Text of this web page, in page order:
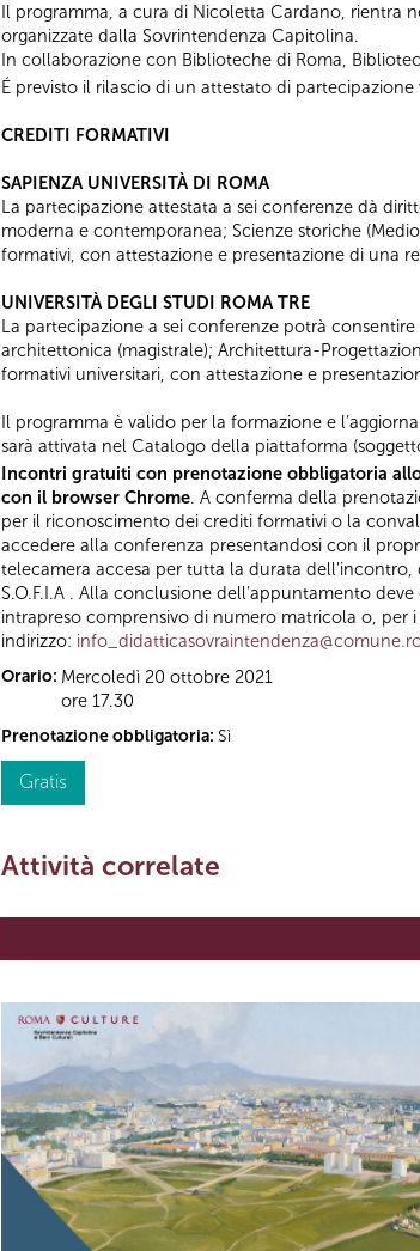
Il programma, a cura di Nicoletta Cardano, rientra
organizzate dalla Sovrintendenza Capitolina.
In collaborazione con Biblioteche di Roma,
É previsto il rilascio di un attestato di
CREDITI FORMATIVI
SAPIENZA UNIVERSITÀ DI ROMA
La partecipazione attestata a sei conferenze dà
moderna e contemporanea; Scienze storiche
formativi, con attestazione e presentazione di una
UNIVERSITÀ DEGLI STUDI ROMA TRE
La partecipazione a sei conferenze potrà
architettonica (magistrale); Architettura-
formativi universitari, con attestazione e
Il programma è valido per la formazione e
sarà attivata nel Catalogo della piattaforma
Incontri gratuiti con prenotazione obbligatoria
con il browser Chrome. A conferma della
per il riconoscimento dei crediti formativi o la
accedere alla conferenza presentandosi con il
telecamera accesa per tutta la durata dell'incontro,
S.O.F.I.A . Alla conclusione dell’appuntamento
intrapreso comprensivo di numero matricola o,
indirizzo:
Orario: Mercoledì 20 ottobre 2021
ore 17.30
Prenotazione obbligatoria: Sì
Gratis
Attività correlate